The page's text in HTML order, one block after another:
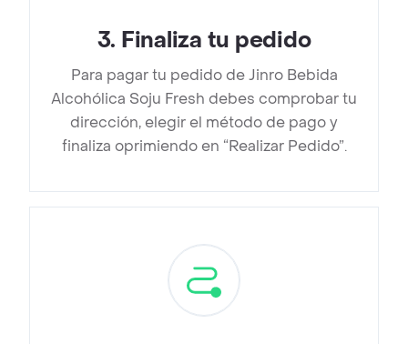
3. Finaliza tu pedido
Para pagar tu pedido de Jinro Bebida
Alcohólica Soju Fresh debes comprobar tu
dirección, elegir el método de pago y
finaliza oprimiendo en “Realizar Pedido”.